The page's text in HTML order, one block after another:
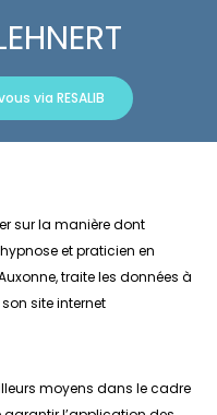
via RESALIB
sur la manière dont
et praticien en
traite les données à
site internet
moyens dans le cadre